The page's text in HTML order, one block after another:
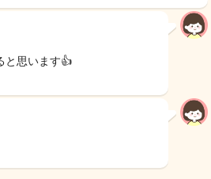
と思います👍